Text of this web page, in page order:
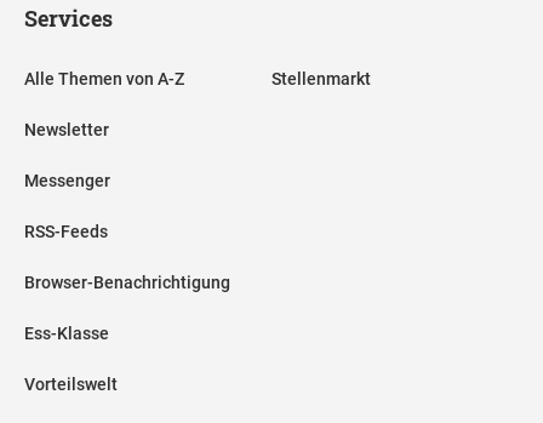
Services
Alle Themen von A-Z
Newsletter
Messenger
RSS-Feeds
Browser-Benachrichtigung
Ess-Klasse
Vorteilswelt
Stellenmarkt